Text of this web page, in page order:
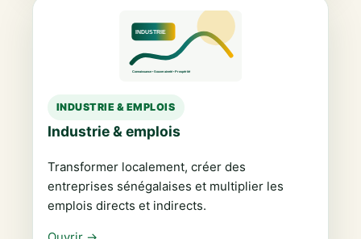
INDUSTRIE & EMPLOIS
Industrie & emplois
Transformer localement, créer des
entreprises sénégalaises et multiplier les
emplois directs et indirects.